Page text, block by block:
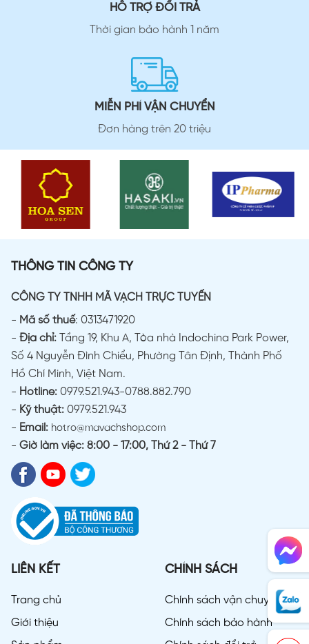
HỖ TRỢ ĐỔI TRẢ
Thời gian bảo hành 1 năm
MIỄN PHÍ VẬN CHUYỂN
Đơn hàng trên 20 triệu
THÔNG TIN CÔNG TY
CÔNG TY TNHH MÃ VẠCH TRỰC TUYẾN
- Mã số thuế: 0313471920
- Địa chỉ:
Tầng 19, Khu A, Tòa nhà Indochina Park Power,
Số 4 Nguyễn Đình Chiểu, Phường Tân Định, Thành Phố
Hồ Chí Minh, Việt Nam.
- Hotline: 0979.521.943-0788.882.790
- Kỹ thuật: 0979.521.943
- Email: hotro@mavachshop.com
- Giờ làm việc: 8:00 - 17:00, Thứ 2 - Thứ 7
LIÊN KẾT
Trang chủ
Giới thiệu
CHÍNH SÁCH
Chính sách vận chuyển
Chính sách bảo hành